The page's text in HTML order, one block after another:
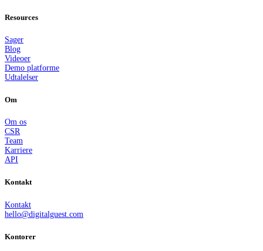
Resources
Sager
Blog
Videoer
Demo platforme
Udtalelser
Om
Om os
CSR
Team
Karriere
API
Kontakt
Kontakt
hello@digitalguest.com
Kontorer